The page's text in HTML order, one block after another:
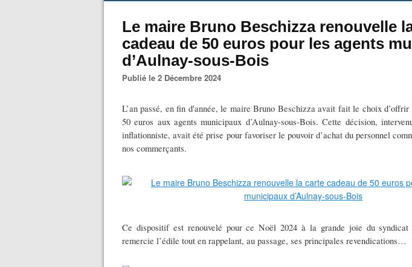
Le maire Bruno Beschizza renouvelle
cadeau de 50 euros pour les agents
d’Aulnay-sous-Bois
Publié le 2 Décembre 2024
L’an passé, en fin d'année, le maire Bruno Beschizza avait fait le choix d’offrir
50 euros aux agents municipaux d’Aulnay-sous-Bois. Cette décision,
inflationniste, avait été prise pour favoriser le pouvoir d’achat du personnel
nos commerçants.
Ce dispositif est renouvelé pour ce Noël 2024 à la grande joie du
remercie l’édile tout en rappelant, au passage, ses principales revendications…